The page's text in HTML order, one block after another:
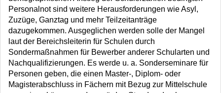
Personalnot sind weitere Herausforderungen wie Asyl,
Zuzüge, Ganztag und mehr Teilzeitanträge
dazugekommen. Ausgeglichen werden solle der Mangel
laut der Bereichsleiterin für Schulen durch
Sondermaßnahmen für Bewerber anderer Schularten und
Nachqualifizierungen. Es werde u. a. Sonderseminare für
Personen geben, die einen Master-, Diplom- oder
Magisterabschluss in Fächern mit Bezug zur Mittelschule